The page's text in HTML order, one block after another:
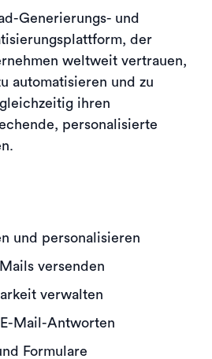
Generierungs- und
der
weltweit vertrauen,
automatisieren und zu
ihren
personalisierte
und personalisieren
versenden
verwalten
Mail-Antworten
Formulare